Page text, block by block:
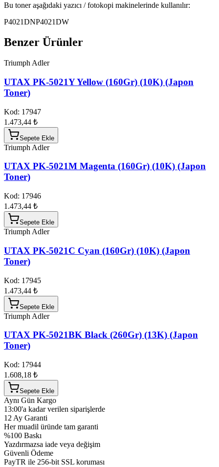
Bu toner aşağıdaki yazıcı / fotokopi makinelerinde kullanılır:
P4021DNP4021DW
Benzer Ürünler
Triumph Adler
UTAX PK-5021Y Yellow (160Gr) (10K) (Japon
Toner)
Kod: 17947
1.473,44 ₺
Sepete Ekle
Triumph Adler
UTAX PK-5021M Magenta (160Gr) (10K) (Japon
Toner)
Kod: 17946
1.473,44 ₺
Sepete Ekle
Triumph Adler
UTAX PK-5021C Cyan (160Gr) (10K) (Japon
Toner)
Kod: 17945
1.473,44 ₺
Sepete Ekle
Triumph Adler
UTAX PK-5021BK Black (260Gr) (13K) (Japon
Toner)
Kod: 17944
1.608,18 ₺
Sepete Ekle
Aynı Gün Kargo
13:00'a kadar verilen siparişlerde
12 Ay Garanti
Her muadil üründe tam garanti
%100 Baskı
Yazdırmazsa iade veya değişim
Güvenli Ödeme
PayTR ile 256-bit SSL koruması